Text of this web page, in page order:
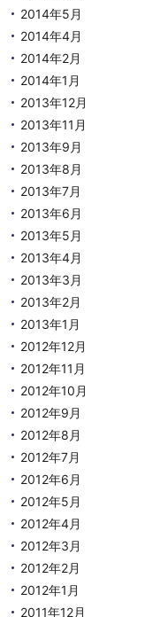
2014年5月
2014年4月
2014年2月
2014年1月
2013年12月
2013年11月
2013年9月
2013年8月
2013年7月
2013年6月
2013年5月
2013年4月
2013年3月
2013年2月
2013年1月
2012年12月
2012年11月
2012年10月
2012年9月
2012年8月
2012年7月
2012年6月
2012年5月
2012年4月
2012年3月
2012年2月
2012年1月
2011年12月